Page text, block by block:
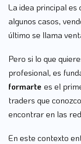
La idea principal
algunos casos,
último se llama
Pero si lo que
profesional, es
formarte es el
traders que
encontrar en las
En este contexto